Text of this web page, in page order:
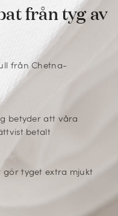
från tyg av
från Chetna-
betyder att våra
betalt
gör tyget extra mjukt